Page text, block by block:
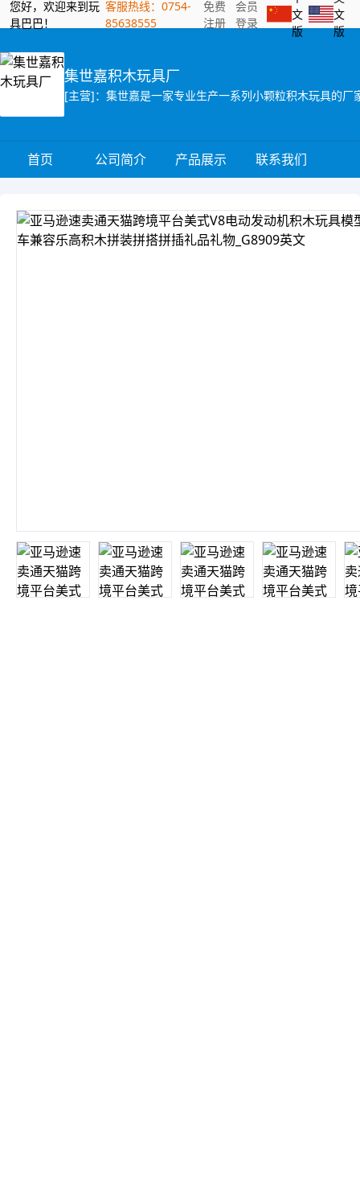
您好，欢迎来到玩
具巴巴！
客服热线：0754-
85638555
免费
注册
会员
登录
文
版
文
版
集世嘉积木玩具厂
[主营]：集世嘉是一家专业生产一系列小颗粒积木玩具的
首页 公司简介 产品展示 联系我们